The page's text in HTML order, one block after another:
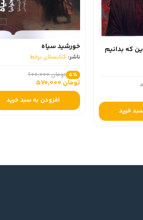
که بدانیم
خرید
خورشید سیاه
ناشر: کتابستان برخط
5٪ تومان 600,000
تومان 570,000
افزودن به سبد خرید